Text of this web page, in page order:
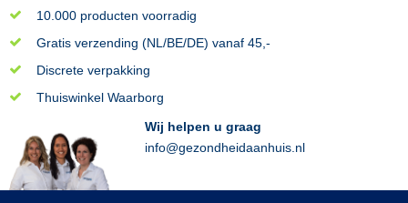
10.000 producten voorradig
Gratis verzending (NL/BE/DE) vanaf 45,-
Discrete verpakking
Thuiswinkel Waarborg
Wij helpen u graag
info@gezondheidaanhuis.nl